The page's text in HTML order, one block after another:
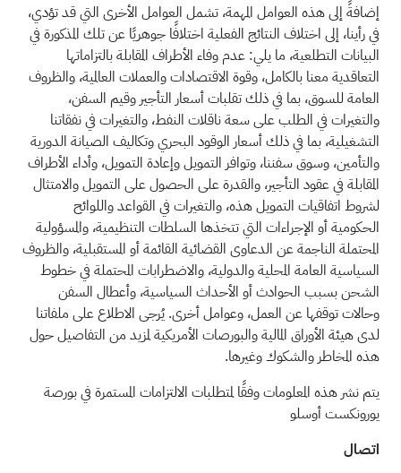
إضافةً إلى هذه العوامل المهمة، تشمل العوامل الأخرى التي قد تؤدي،
في رأينا، إلى اختلاف النتائج الفعلية اختلافًا جوهريًا عن تلك المذكورة في
البيانات التطلعية، ما يلي: عدم وفاء الأطراف المقابلة بالتزاماتها
التعاقدية معنا بالكامل، وقوة الاقتصادات والعملات العالمية، والظروف
العامة للسوق، بما في ذلك تقلبات أسعار التأجير وقيم السفن،
والتغيرات في الطلب على سعة ناقلات النفط، والتغيرات في نفقاتنا
التشغيلية، بما في ذلك أسعار الوقود البحري وتكاليف الصيانة الدورية
والتأمين، وسوق سفننا، وتوافر التمويل وإعادة التمويل، وأداء الأطراف
المقابلة في عقود التأجير، والقدرة على الحصول على التمويل والامتثال
لشروط اتفاقيات التمويل هذه، والتغيرات في القواعد واللوائح
الحكومية أو الإجراءات التي تتخذها السلطات التنظيمية، والمسؤولية
المحتملة الناجمة عن الدعاوى القضائية القائمة أو المستقبلية، والظروف
السياسية العامة المحلية والدولية، والاضطرابات المحتملة في خطوط
الشحن بسبب الحوادث أو الأحداث السياسية، وأعطال السفن
وحالات توقفها عن العمل، وعوامل أخرى. يُرجى الاطلاع على ملفاتنا
لدى هيئة الأوراق المالية والبورصات الأمريكية لمزيد من التفاصيل حول
هذه المخاطر والشكوك وغيرها.
يتم نشر هذه المعلومات وفقًا لمتطلبات الالتزامات المستمرة في بورصة
يورونكست أوسلو
اتصال